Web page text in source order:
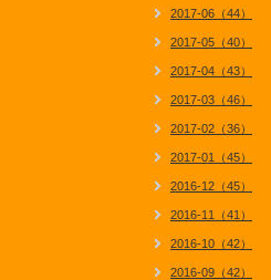
2017-06（44）
2017-05（40）
2017-04（43）
2017-03（46）
2017-02（36）
2017-01（45）
2016-12（45）
2016-11（41）
2016-10（42）
2016-09（42）